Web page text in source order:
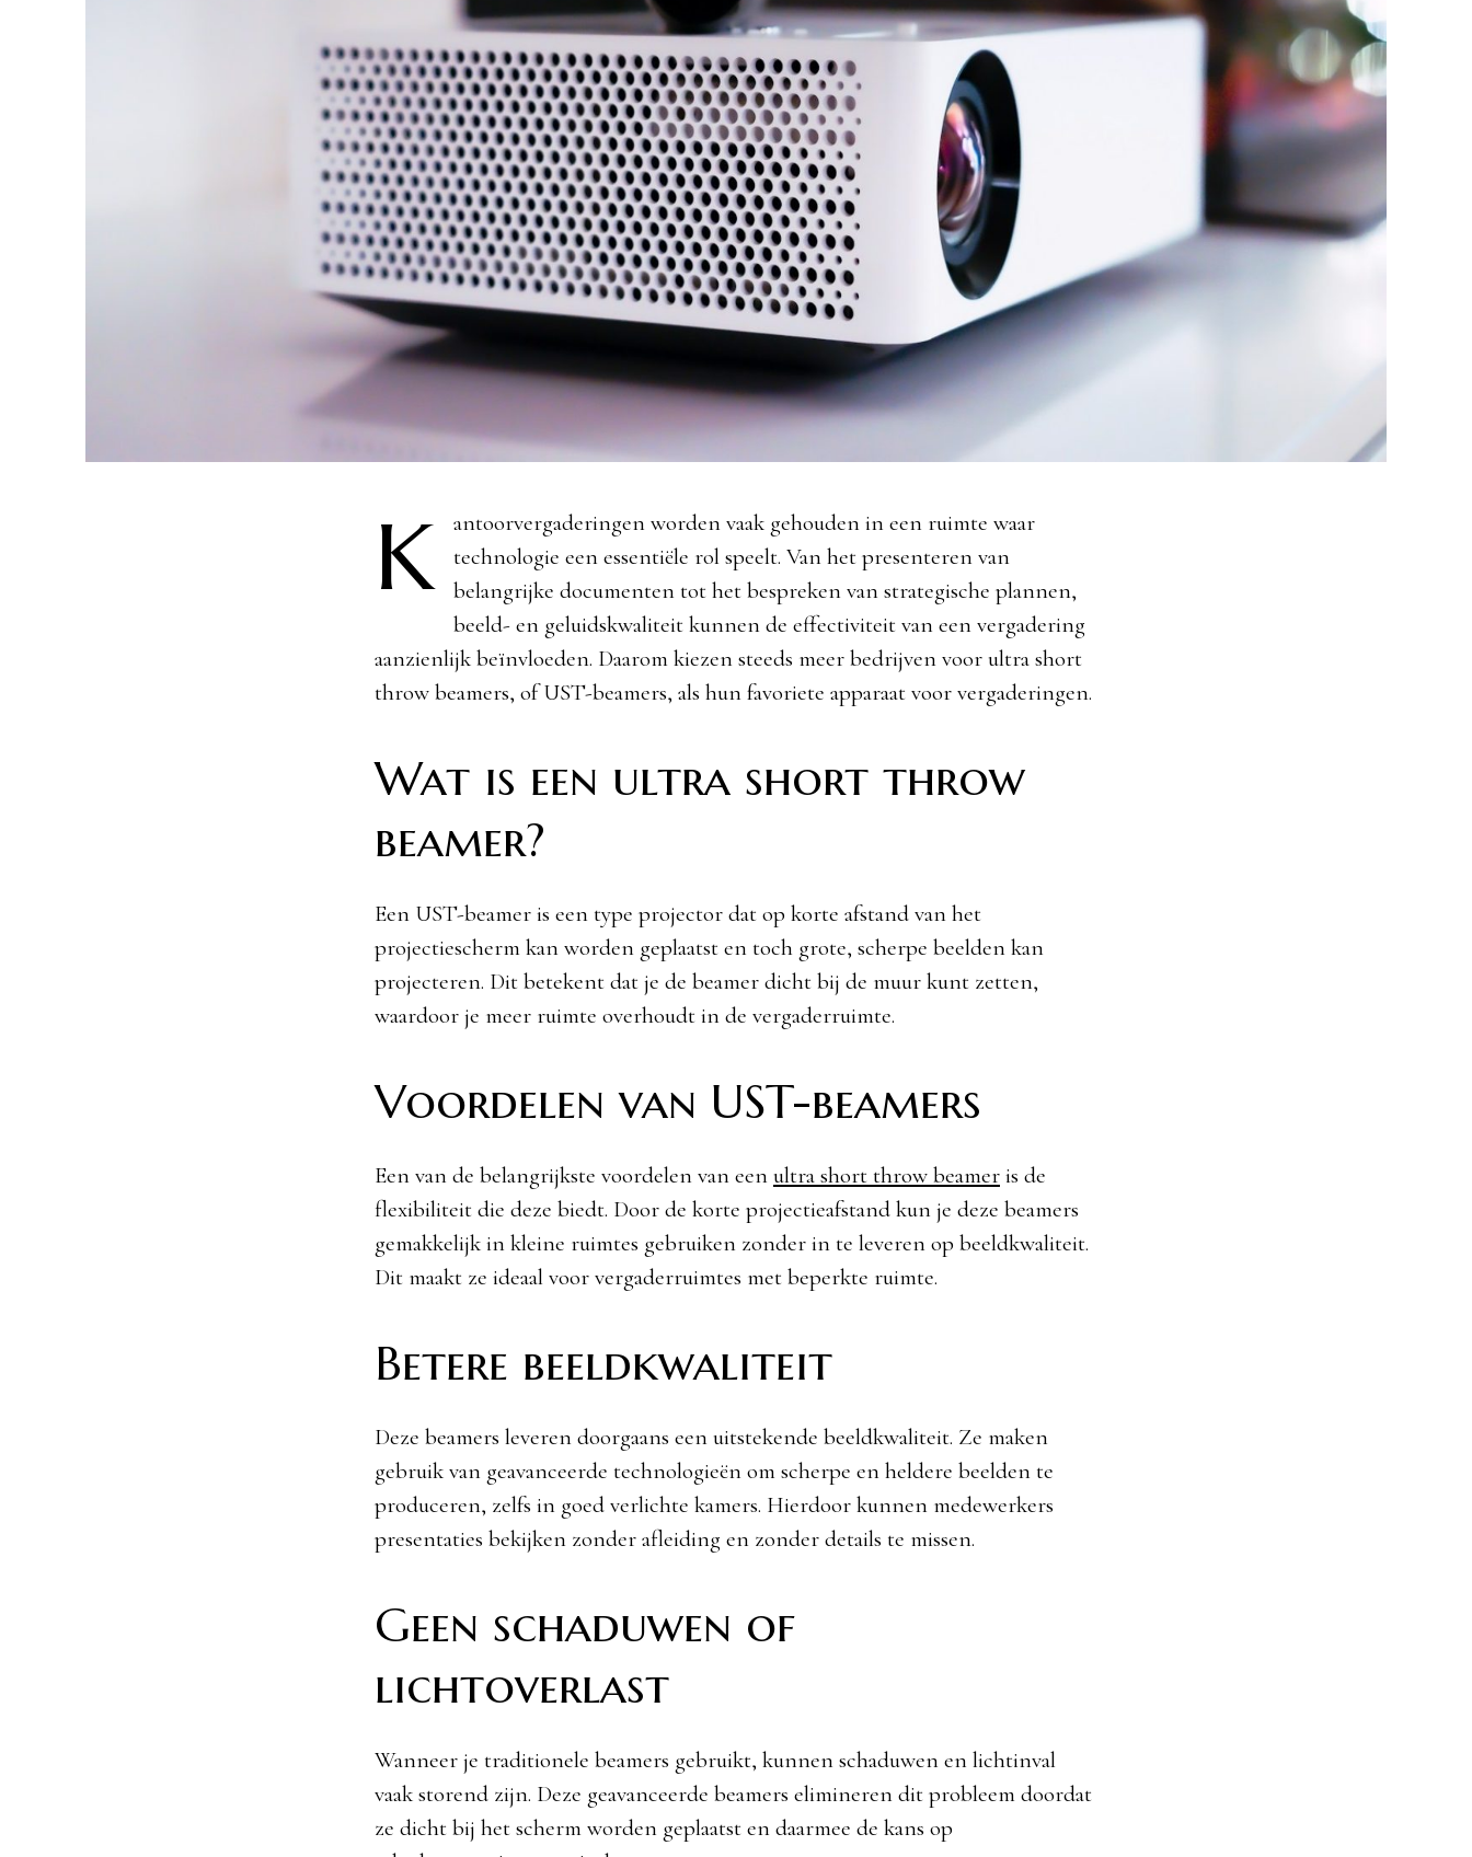
K
antoorvergaderingen worden vaak gehouden in een ruimte waar
technologie een essentiële rol speelt. Van het presenteren van
belangrijke documenten tot het bespreken van strategische plannen,
beeld- en geluidskwaliteit kunnen de effectiviteit van een vergadering
aanzienlijk beïnvloeden. Daarom kiezen steeds meer bedrijven voor ultra short
throw beamers, of UST-beamers, als hun favoriete apparaat voor vergaderingen.
Wat is een ultra short throw
beamer?
Een UST-beamer is een type projector dat op korte afstand van het
projectiescherm kan worden geplaatst en toch grote, scherpe beelden kan
projecteren. Dit betekent dat je de beamer dicht bij de muur kunt zetten,
waardoor je meer ruimte overhoudt in de vergaderruimte.
Voordelen van UST-beamers
Een van de belangrijkste voordelen van een ultra short throw beameris de
flexibiliteit die deze biedt. Door de korte projectieafstand kun je deze beamers
gemakkelijk in kleine ruimtes gebruiken zonder in te leveren op beeldkwaliteit.
Dit maakt ze ideaal voor vergaderruimtes met beperkte ruimte.
Betere beeldkwaliteit
Deze beamers leveren doorgaans een uitstekende beeldkwaliteit. Ze maken
gebruik van geavanceerde technologieën om scherpe en heldere beelden te
produceren, zelfs in goed verlichte kamers. Hierdoor kunnen medewerkers
presentaties bekijken zonder afleiding en zonder details te missen.
Geen schaduwen of
lichtoverlast
Wanneer je traditionele beamers gebruikt, kunnen schaduwen en lichtinval
vaak storend zijn. Deze geavanceerde beamers elimineren dit probleem doordat
ze dicht bij het scherm worden geplaatst en daarmee de kans op